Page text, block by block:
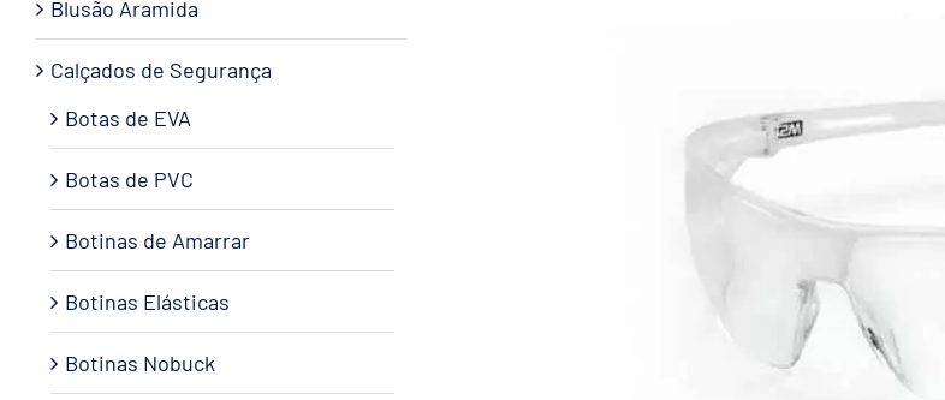
Blusão Aramida
Calçados de Segurança
Botas de EVA
Botas de PVC
Botinas de Amarrar
Botinas Elásticas
Botinas Nobuck